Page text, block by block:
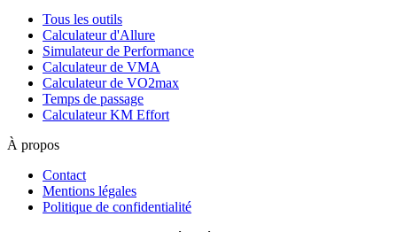
Tous les outils
Calculateur d'Allure
Simulateur de Performance
Calculateur de VMA
Calculateur de VO2max
Temps de passage
Calculateur KM Effort
À propos
Contact
Mentions légales
Politique de confidentialité